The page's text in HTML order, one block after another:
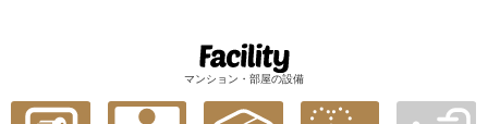
マンション・部屋の設備